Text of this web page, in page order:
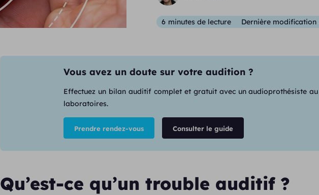
6 minutes de lecture Dernière modification
Vous avez un doute sur votre audition ?
Effectuez un bilan auditif complet et gratuit avec un audioprothésiste au
laboratoires.
Prendre rendez-vous Consulter le guide
Qu’est-ce qu’un trouble auditif ?